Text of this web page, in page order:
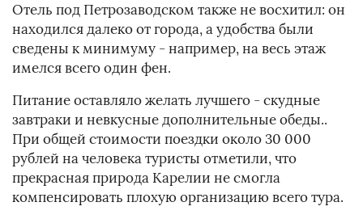
Отель под Петрозаводском также не восхитил: он
находился далеко от города, а удобства были
сведены к минимуму - например, на весь этаж
имелся всего один фен.
Питание оставляло желать лучшего - скудные
завтраки и невкусные дополнительные обеды..
При общей стоимости поездки около 30 000
рублей на человека туристы отметили, что
прекрасная природа Карелии не смогла
компенсировать плохую организацию всего тура.